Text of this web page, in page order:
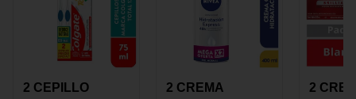
2 CEPILLO
2 CREMA
2